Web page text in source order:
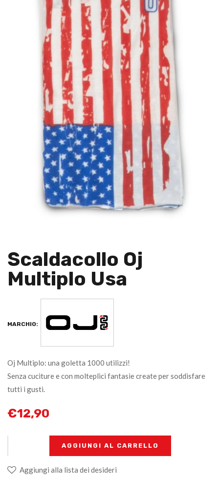
Scaldacollo Oj
Multiplo Usa
MARCHIO:
Oj Multiplo: una goletta 1000 utilizzi!
Senza cuciture e con molteplici fantasie create per soddisfare
tutti i gusti.
€12,90
AGGIUNGI AL CARRELLO
Aggiungi alla lista dei desideri